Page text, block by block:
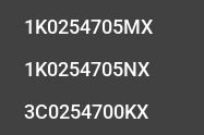
1K0254705MX
1K0254705NX
3C0254700KX